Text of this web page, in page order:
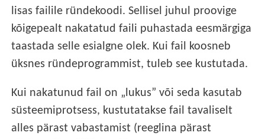
lisas failile ründekoodi. Sellisel juhul proovige
kõigepealt nakatatud faili puhastada eesmärgiga
taastada selle esialgne olek. Kui fail koosneb
üksnes ründeprogrammist, tuleb see kustutada.
Kui nakatunud fail on „lukus” või seda kasutab
süsteemiprotsess, kustutatakse fail tavaliselt
alles pärast vabastamist (reeglina pärast